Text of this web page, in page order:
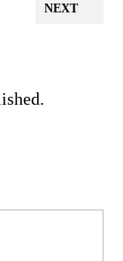
NEXT